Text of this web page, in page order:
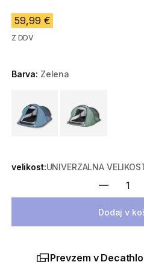
59,99 €
Z DDV
Barva: Zelena
velikost:UNIVERZALNA
Dodaj v
Prevzem v